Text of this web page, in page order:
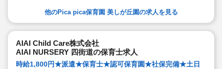
他のPica pica保育園 美しが丘園の求人を見る
AIAI Child Care株式会社
AIAI NURSERY 四街道の保育士求人
時給1,800円★派遣★保育士★認可保育園★社保完備★土日